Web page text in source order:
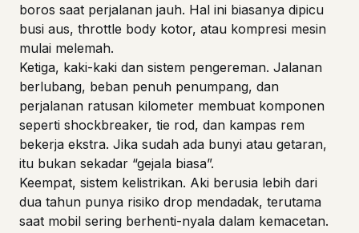
boros saat perjalanan jauh. Hal ini biasanya dipicu
busi aus, throttle body kotor, atau kompresi mesin
mulai melemah.
Ketiga, kaki-kaki dan sistem pengereman. Jalanan
berlubang, beban penuh penumpang, dan
perjalanan ratusan kilometer membuat komponen
seperti shockbreaker, tie rod, dan kampas rem
bekerja ekstra. Jika sudah ada bunyi atau getaran,
itu bukan sekadar “gejala biasa”.
Keempat, sistem kelistrikan. Aki berusia lebih dari
dua tahun punya risiko drop mendadak, terutama
saat mobil sering berhenti-nyala dalam kemacetan.